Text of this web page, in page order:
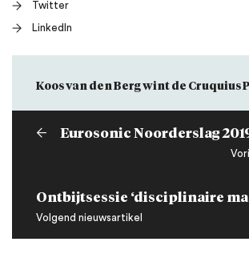
Twitter
LinkedIn
Koos van den Berg wint de Cruquius
Volgend nieuwsartikel